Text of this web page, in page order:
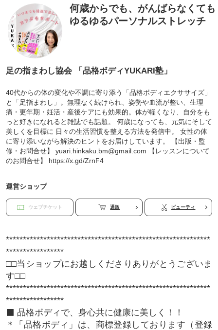
何歳からでも、がんばらなくても
ゆるゆるパーソナルストレッチ
足の指まわし協会 「品格ボディYUKARI塾」
40代からの体の変化や不調に寄り添う「品格ボディエクササイズ」
と「足指まわし」。無理なく続けられ、姿勢や血流が整い、生理
痛・更年期・妊活・産後ケアにも効果的。体が軽くなり、自分をも
っと好きになれると雑誌でも話題。 何歳になっても、元気にそして
美しくを目標に 日々の生活習慣を整える方法を発信中。 女性の体
に寄り添いながら解決のヒントをお届けしています。 【出版・監
修・お問合せ】 yuari.hinkaku.bm@gmail.com 【レッスンについて
のお問合せ】 https://x.gd/ZrnF4
運営ショップ
ウェブチケット 通販 ビューティ
************************************************************
*****************
□□当ショップにお越しくださりありがとうございま
す□□
************************************************************
*****************
⬛️ 品格ボディで、身心共に健康に美しく！！
＊「品格ボディ」は、商標登録しております（登録